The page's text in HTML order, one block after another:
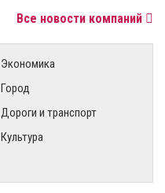
Все новости компаний
Экономика
Город
Дороги и транспорт
Культура